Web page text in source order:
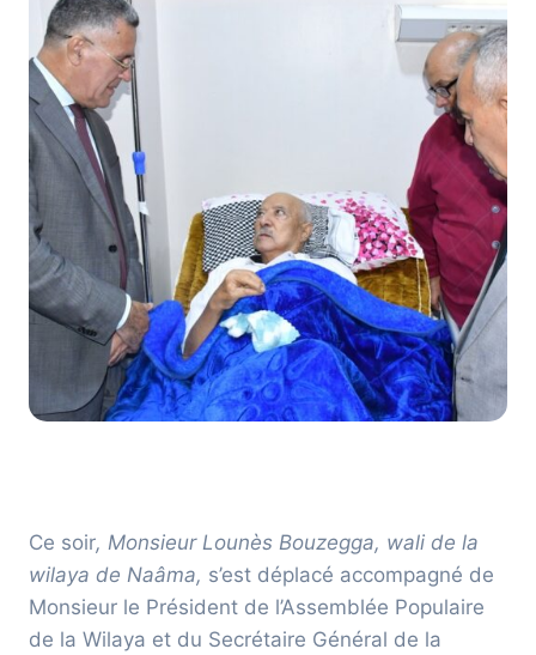
Ce soir, Monsieur Lounès Bouzegga, wali de la
wilaya de Naâma, s’est déplacé accompagné de
Monsieur le Président de l’Assemblée Populaire
de la Wilaya et du Secrétaire Général de la